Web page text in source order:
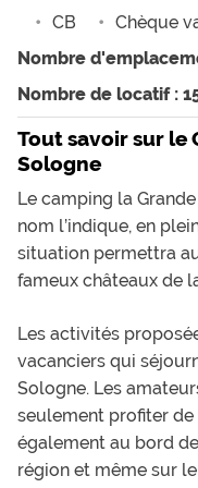
CB
Chèque
Nombre
Nombre de locatif :
Tout savoir sur le
Sologne
Le camping la
nom l’indique, en
situation permettra
fameux châteaux de
Les activités
vacanciers qui
Sologne. Les
seulement profiter de
également au bord
région et même sur